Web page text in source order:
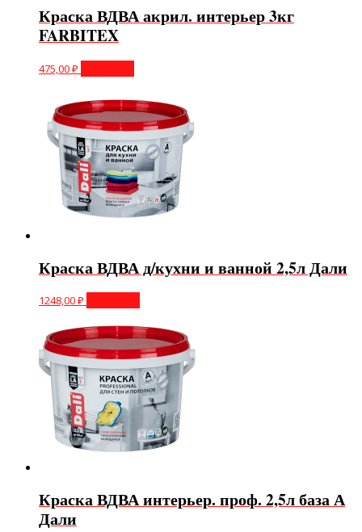
Краска ВДВА акрил. интерьер 3кг
FARBITEX
475,00₽
Краска ВДВА д/кухни и ванной 2,5л Дали
1248,00₽
Краска ВДВА интерьер. проф. 2,5л база А
Дали